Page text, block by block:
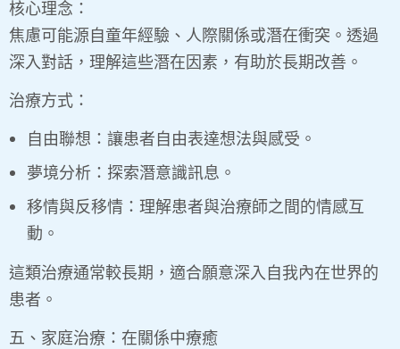
核心理念：
焦慮可能源自童年經驗、人際關係或潛在衝突。透過
深入對話，理解這些潛在因素，有助於長期改善。
治療方式：
自由聯想：讓患者自由表達想法與感受。
夢境分析：探索潛意識訊息。
移情與反移情：理解患者與治療師之間的情感互
動。
這類治療通常較長期，適合願意深入自我內在世界的
患者。
五、家庭治療：在關係中療癒